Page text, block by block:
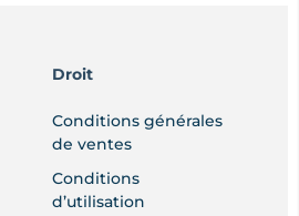
Droit
Conditions générales
de ventes
Conditions
d’utilisation